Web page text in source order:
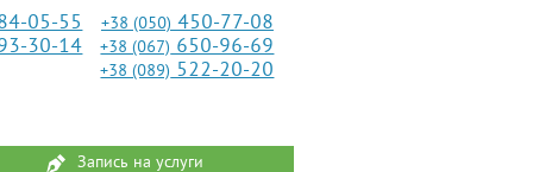
05-55
30-14
+38 (050) 450-77-08
+38 (067) 650-96-69
+38 (089) 522-20-20
Запись на услуги